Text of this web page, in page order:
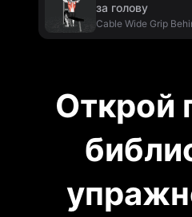
за голову
Cable Wide Grip
Открой